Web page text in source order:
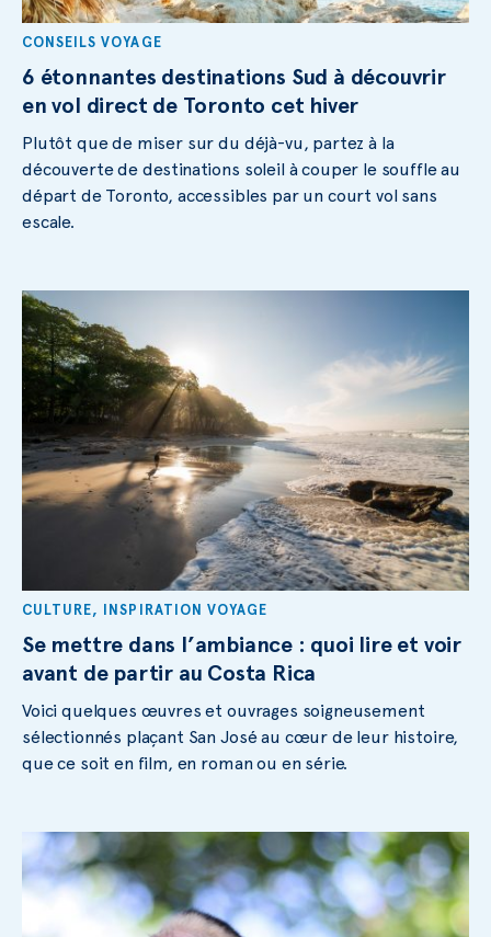
CONSEILS VOYAGE
6 étonnantes destinations Sud à découvrir
en vol direct de Toronto cet hiver
Plutôt que de miser sur du déjà-vu, partez à la
découverte de destinations soleil à couper le souffle au
départ de Toronto, accessibles par un court vol sans
escale.
CULTURE, INSPIRATION VOYAGE
Se mettre dans l’ambiance : quoi lire et voir
avant de partir au Costa Rica
Voici quelques œuvres et ouvrages soigneusement
sélectionnés plaçant San José au cœur de leur histoire,
que ce soit en film, en roman ou en série.